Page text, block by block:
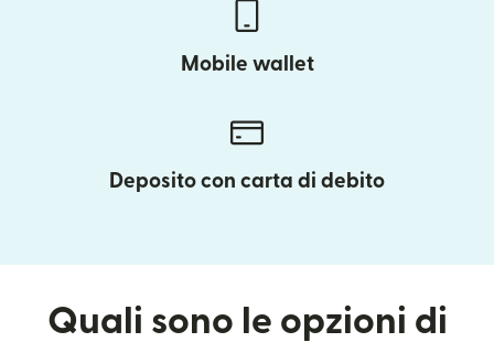
Mobile wallet
Deposito con carta di debito
Quali sono le opzioni di